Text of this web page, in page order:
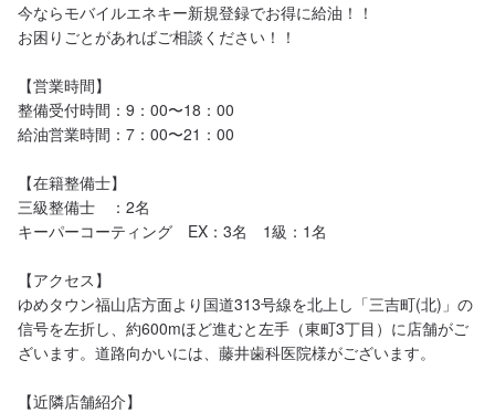
今ならモバイルエネキー新規登録でお得に給油！！
お困りごとがあればご相談ください！！
【営業時間】
整備受付時間：9：00〜18：00
給油営業時間：7：00〜21：00
【在籍整備士】
三級整備士　：2名
キーパーコーティング　EX：3名　1級：1名
【アクセス】
ゆめタウン福山店方面より国道313号線を北上し「三吉町(北)」の
信号を左折し、約600mほど進むと左手（東町3丁目）に店舗がご
ざいます。道路向かいには、藤井歯科医院様がございます。
【近隣店舗紹介】